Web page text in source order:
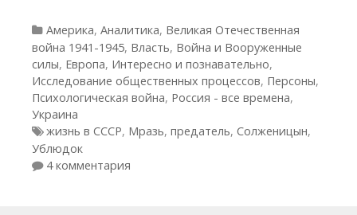
Рубрики
Америка, Аналитика, Великая Отечественная
война 1941-1945, Власть, Война и Вооруженные
силы, Европа, Интересно и познавательно,
Исследование общественных процессов, Персоны,
Психологическая война, Россия - все времена,
Украина
Метки
жизнь в СССР, Мразь, предатель, Солженицын,
Ублюдок
4 комментария